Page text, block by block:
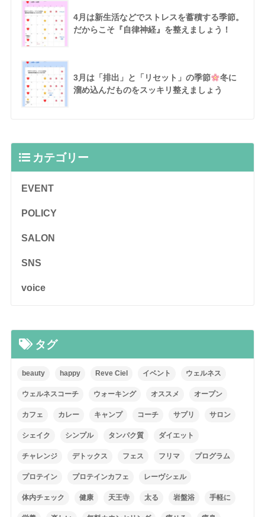
4月は新生活などでストレスを蓄積する季節。
だからこそ『自律神経』を整えましょう！
3月は「排出」と「リセット」の季節
冬に
溜め込んだものをスッキリ整えましょう
カテゴリー
EVENT
POLICY
SALON
SNS
voice
タグ
beauty happy Reve Ciel イベント ウェルネス
ウェルネスコーチ ウォーキング オススメ オープン
カフェ カレー キャンプ コーチ サプリ サロン
シェイク シンプル タンパク質 ダイエット
チャレンジ デトックス フェス フリマ プログラム
プロテイン プロテインカフェ レーヴシェル
体内チェック 健康 天王寺 太る 岩盤浴 手軽に